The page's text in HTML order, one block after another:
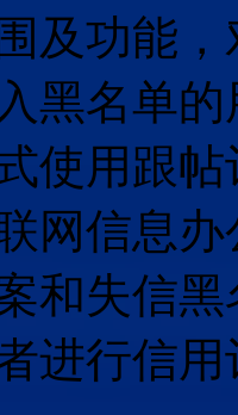
及功能
黑名单
使用跟
网信息
和失信
进行信用